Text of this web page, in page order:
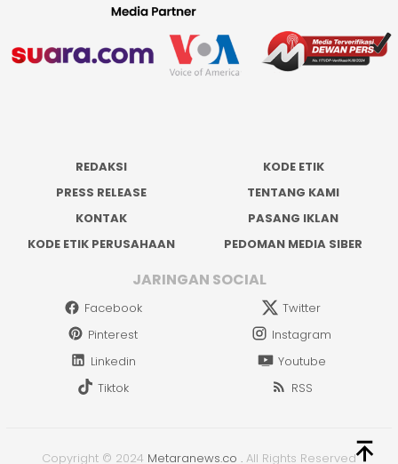
REDAKSI
KODE ETIK
PRESS RELEASE
TENTANG KAMI
KONTAK
PASANG IKLAN
KODE ETIK PERUSAHAAN
PEDOMAN MEDIA SIBER
JARINGAN SOCIAL
Facebook
Twitter
Pinterest
Instagram
Linkedin
Youtube
Tiktok
RSS
Copyright © 2024 Metaranews.co . All Rights Reserved